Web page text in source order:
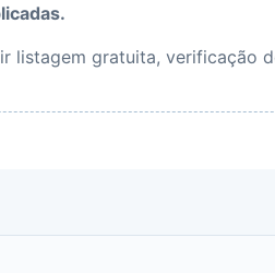
listagem gratuita, verificação